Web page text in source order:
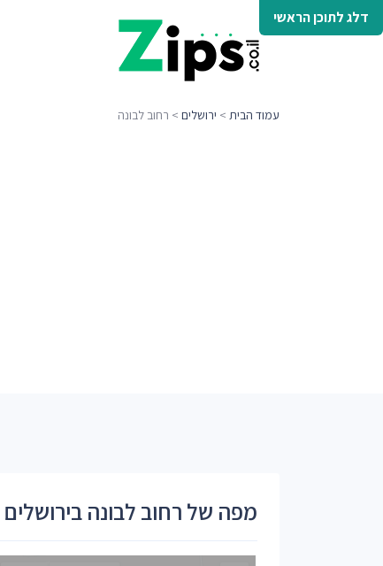
דלג לתוכן הראשי
עמוד הבית > ירושלים > רחוב לבונה
מפה של רחוב לבונה בירושלים